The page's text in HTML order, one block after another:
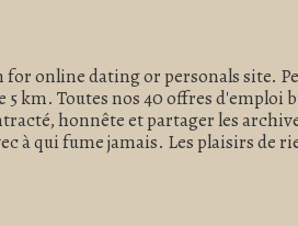
online dating or personals site.
km. Toutes nos 40 offres d'emploi
honnête et partager les
à qui fume jamais. Les plaisirs de